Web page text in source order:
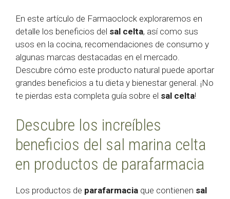
En este artículo de Farmaoclock exploraremos en
detalle los beneficios del sal celta, así como sus
usos en la cocina, recomendaciones de consumo y
algunas marcas destacadas en el mercado.
Descubre cómo este producto natural puede aportar
grandes beneficios a tu dieta y bienestar general. ¡No
te pierdas esta completa guía sobre el sal celta!
Descubre los increíbles
beneficios del sal marina celta
en productos de parafarmacia
Los productos de parafarmacia que contienen sal